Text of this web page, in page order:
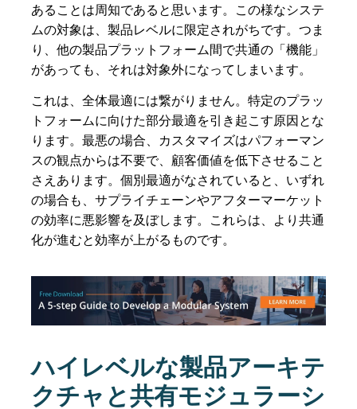
あることは周知であると思います。この様なシステ
ムの対象は、製品レベルに限定されがちです。つま
り、他の製品プラットフォーム間で共通の「機能」
があっても、それは対象外になってしまいます。
これは、全体最適には繋がりません。特定のプラッ
トフォームに向けた部分最適を引き起こす原因とな
ります。最悪の場合、カスタマイズはパフォーマン
スの観点からは不要で、顧客価値を低下させること
さえあります。個別最適がなされていると、いずれ
の場合も、サプライチェーンやアフターマーケット
の効率に悪影響を及ぼします。これらは、より共通
化が進むと効率が上がるものです。
ハイレベルな製品アーキテ
クチャと共有モジュラーシ